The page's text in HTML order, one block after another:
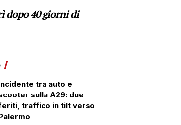
dopo 40 giorni di
tra auto e
sulla A29: due
traffico in tilt verso